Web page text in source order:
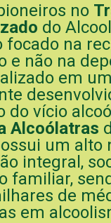
no
do
na
e não na
em
do vício
Alcoólatras
um alto
integral,
familiar,
de
em